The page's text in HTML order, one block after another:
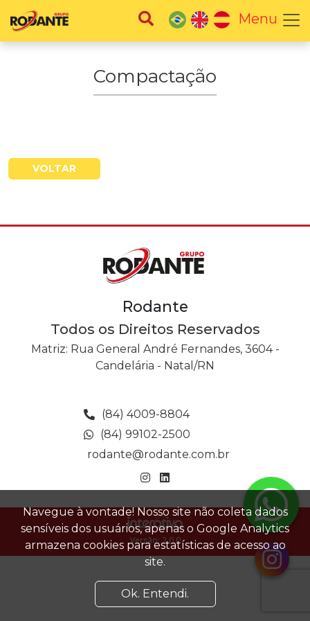
Menu
Compactação
VOLTAR
Rodante
Todos os Direitos Reservados
Matriz: Rua General André Fernandes, 3604 -
Candelária - Natal/RN
(84) 4009-8804
(84) 99102-2500
rodante@rodante.com.br
Versão: 2.0.0
Navegue à vontade! Nosso site não coleta dados
sensíveis dos usuários, apenas o Google Analytics
armazena cookies para estatísticas de acesso ao
site.
Ok. Entendi.